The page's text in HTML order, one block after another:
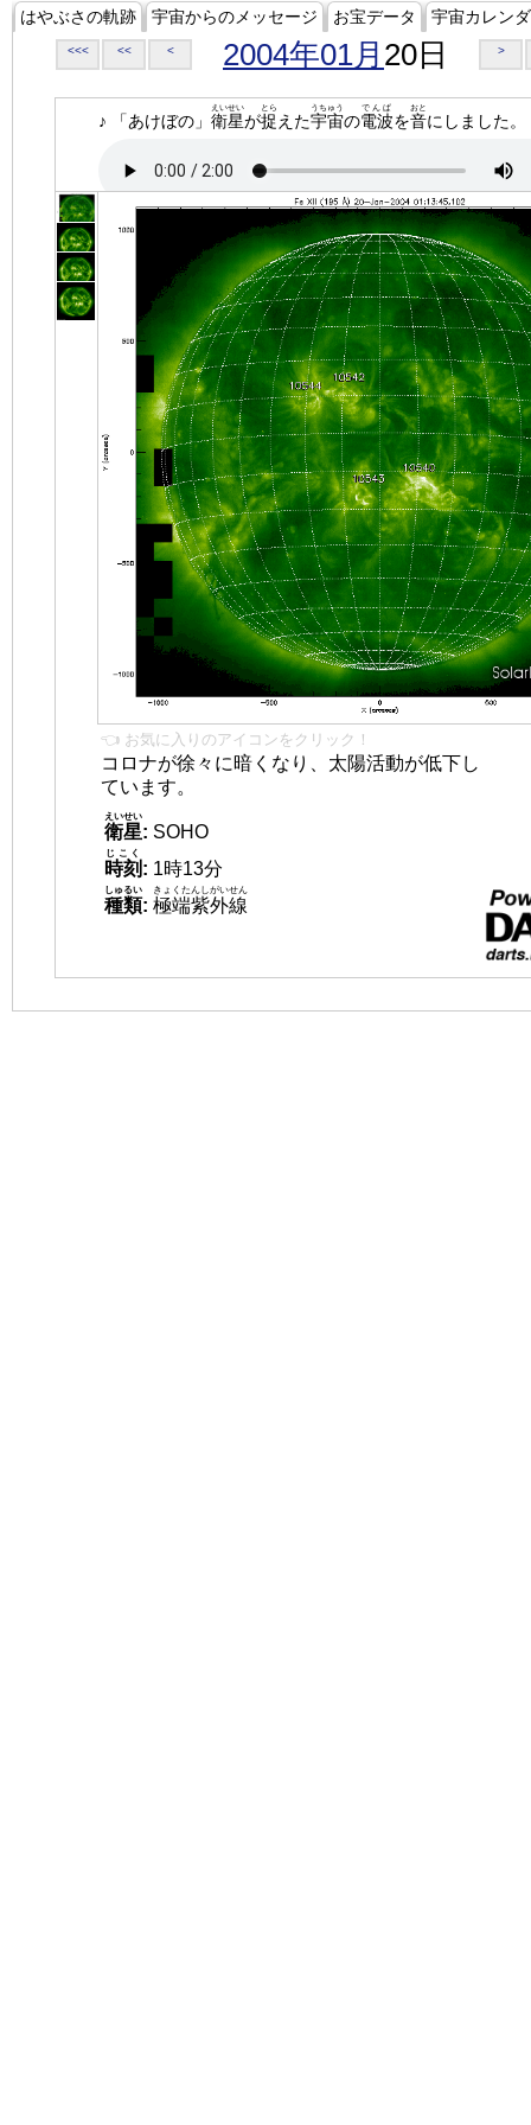
はやぶさの軌跡 宇宙からのメッセージ お宝データ 宇宙カレン
<<< << < 2004年01月 20日 >
♪ 「あけぼの」 衛星
えいせい
が捉
とら
えた宇宙
うちゅう
の電波
でんぱ
を音
おと
にしました。
👈 お気に入りのアイコンをクリック！
コロナが徐々に暗くなり、太陽活動が低下し
ています。
衛星
えいせい
: SOHO
時刻
じこく
: 1時13分
種類
しゅるい
: 極端紫外線
きょくたんしがいせん